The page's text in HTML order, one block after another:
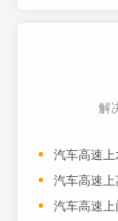
解
汽车高速
汽车高速
汽车高速